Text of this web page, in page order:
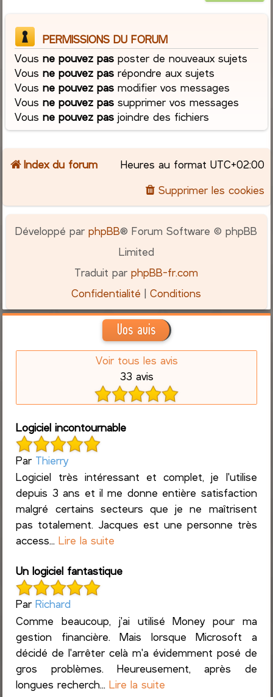
PERMISSIONS DU FORUM
Vousne pouvez pas poster de nouveaux sujets
Vousne pouvez pas répondre aux sujets
Vousne pouvez pas modifier vos messages
Vousne pouvez pas supprimer vos messages
Vousne pouvez pas joindre des fichiers
Index du forum Heures au format UTC+02:00
Supprimer les cookies
Développé parphpBB® Forum Software © phpBB
Limited
Traduit parphpBB-fr.com
Confidentialité |Conditions
Vos avis
Voir tous les avis
33 avis
Logiciel incontournable
Par Thierry
Logiciel très intéressant et complet, je l'utilise
depuis 3 ans et il me donne entière satisfaction
malgré certains secteurs que je ne maîtrisent
pas totalement. Jacques est une personne très
access...Lire la suite
Un logiciel fantastique
ParRichard
Comme beaucoup, j'ai utilisé Money pour ma
gestion financière. Mais lorsque Microsoft a
décidé de l'arrêter celà m'a évidemment posé de
gros problèmes. Heureusement, après de
longues recherch...Lire la suite